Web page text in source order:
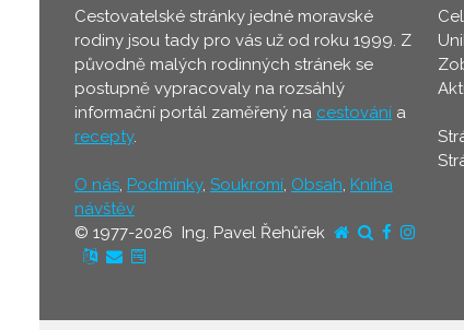
Cestovatelské stránky jedné moravské
rodiny jsou tady pro vás už od roku 1999. Z
původně malých rodinných stránek se
postupně vypracovaly na rozsáhlý
informační portál zaměřený na cestování a
recepty.
O nás, Podmínky, Soukromí, Obsah, Kniha
návštěv
© 1977-2026 Ing. Pavel Řehůřek